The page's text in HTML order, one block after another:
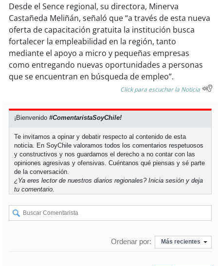
soyvaldivia
soyosorno
soypuertomontt
soychiloé
Desde el Sence regional, su directora, Minerva
Castañeda Meliñán, señaló que “a través de esta nueva
oferta de capacitación gratuita la institución busca
fortalecer la empleabilidad en la región, tanto
mediante el apoyo a micro y pequeñas empresas
como entregando nuevas oportunidades a personas
que se encuentran en búsqueda de empleo”.
Click para escuchar la Noticia
¡Bienvenido#ComentaristaSoyChile!
Te invitamos a opinar y debatir respecto al contenido de esta
noticia. En SoyChile valoramos todos los comentarios respetuosos
y constructivos y nos guardamos el derecho a no contar con las
opiniones agresivas y ofensivas. Cuéntanos qué piensas y sé parte
de la conversación.
¿Ya eres lector de nuestros diarios regionales?Inicia sesión y deja
tu comentario.
Ordenar por: Más recientes